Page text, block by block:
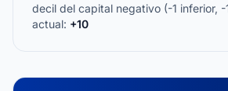
decil del capital negativo (-1 inferior, -
actual: +10